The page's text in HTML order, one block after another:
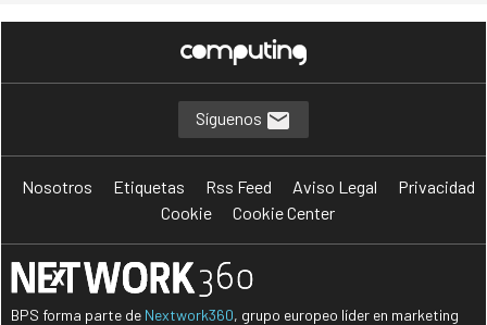
Síguenos
Nosotros Etiquetas Rss Feed Aviso Legal
Privacidad
Cookie
Cookie Center
BPS forma parte de Nextwork360, grupo europeo líder en marketing